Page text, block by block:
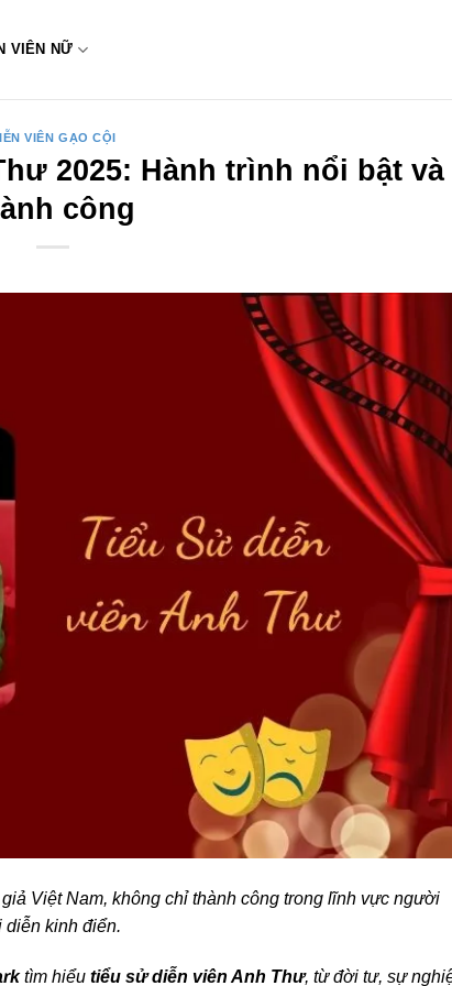
VIÊN NỮ
VIÊN GẠO CỘI
2025: Hành trình nổi bật và
công
Việt Nam, không chỉ thành công trong lĩnh vực người
diễn kinh điển.
tìm hiểu tiểu sử diễn viên Anh Thư, từ đời tư, sự